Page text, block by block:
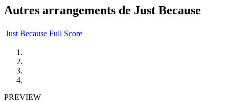
Autres arrangements de Just Because
Just Because Full Score
PREVIEW